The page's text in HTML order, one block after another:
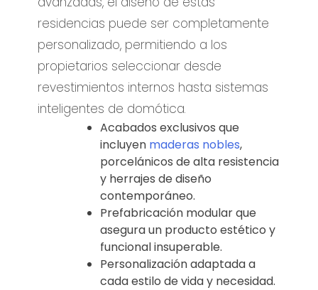
residencias puede ser completamente
personalizado, permitiendo a los
propietarios seleccionar desde
revestimientos internos hasta sistemas
inteligentes de domótica.
Acabados exclusivos que
incluyen maderas nobles,
porcelánicos de alta resistencia
y herrajes de diseño
contemporáneo.
Prefabricación modular que
asegura un producto estético y
funcional insuperable.
Personalización adaptada a
cada estilo de vida y necesidad.